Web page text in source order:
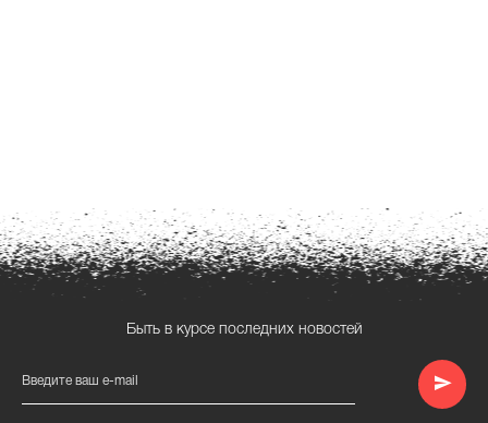
Быть в курсе последних новостей
Введите ваш e-mail